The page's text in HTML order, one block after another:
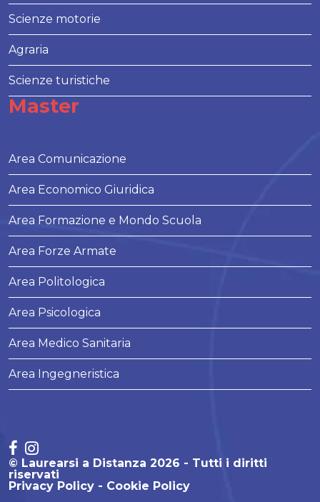
Scienze motorie
Agraria
Scienze turistiche
Master
Area Comunicazione
Area Economico Giuridica
Area Formazione e Mondo Scuola
Area Forze Armate
Area Politologica
Area Psicologica
Area Medico Sanitaria
Area Ingegneristica
© Laurearsi a Distanza 2026 - Tutti i diritti
riservati
Privacy Policy
Cookie Policy